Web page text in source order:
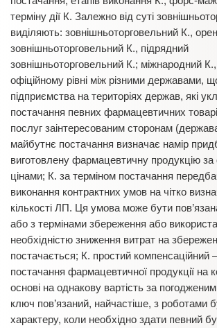
терміну дії К. Залежно від суті
виділяють: зовнішньоторговельний К.,
зовнішньоторговельний К., підрядний
зовнішньоторговельний К.; міжнародний
офіційному рівні між різними державами,
підприємства на територіях держав, які
постачання певних фармацевтичних
послуг заінтересованим сторонам
майбутнє постачання визначає намір
виготовлену фармацевтичну продукцію за
цінами; К. за терміном постачання
виконання контрактних умов на чітко
кількості ЛП. Ця умова може бути
або з термінами збереження або
необхідністю зниження витрат на
постачається; К. простий компенсаційний
постачання фармацевтичної продукції на
основі на однакову вартість за
ключ пов’язаний, найчастіше, з роботами
характеру, коли необхідно здати певний